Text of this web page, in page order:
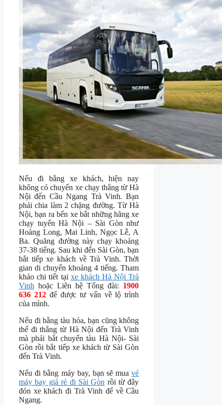
Nếu đi bằng xe khách, hiện nay
không có chuyến xe chạy thẳng từ Hà
Nội đến Cầu Ngang Trà Vinh. Bạn
phải chia làm 2 chặng đường. Từ Hà
Nội, bạn ra bến xe bắt những hãng xe
chạy tuyến Hà Nội – Sài Gòn như
Hoàng Long, Mai Linh, Ngọc Lễ, A
Ba. Quãng đường này chạy khoảng
37-38 tiếng. Sau khi đến Sài Gòn, bạn
bắt tiếp xe khách về Trà Vinh. Thời
gian di chuyển khoảng 4 tiếng. Tham
khảo chi tiết tại xe khách Hà Nội Trà
Vinh hoặc Liên hệ Tổng đài: 1900
636 212để được tư vấn về lộ trình
của mình.
Nếu đi bằng tàu hỏa, bạn cũng không
thể đi thẳng từ Hà Nội đến Trà Vinh
mà phải bắt chuyến tàu Hà Nội- Sài
Gòn rồi bắt tiếp xe khách từ Sài Gòn
đến Trà Vinh.
Nếu đi bằng máy bay, bạn sẽ muavé
máy bay giá rẻ đi Sài Gòn rồi từ đây
đón xe khách đi Trà Vinh để về Cầu
Ngang.